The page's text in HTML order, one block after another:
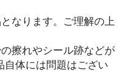
なります。ご理解の上
擦れやシール跡などが
自体には問題はござい